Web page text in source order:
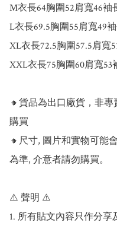
M衣長64胸圍52肩寬46袖
L衣長69.5胸圍55肩寬49袖
XL衣長72.5胸圍57.5肩寬
XXL衣長75胸圍60肩寬53
🔸貨品為出口廠貨，非
購買
🔸尺寸, 圖片和實物可能
為準, 介意者請勿購買。
⚠️ 聲明 ⚠️
1. 所有貼文內容只作分享